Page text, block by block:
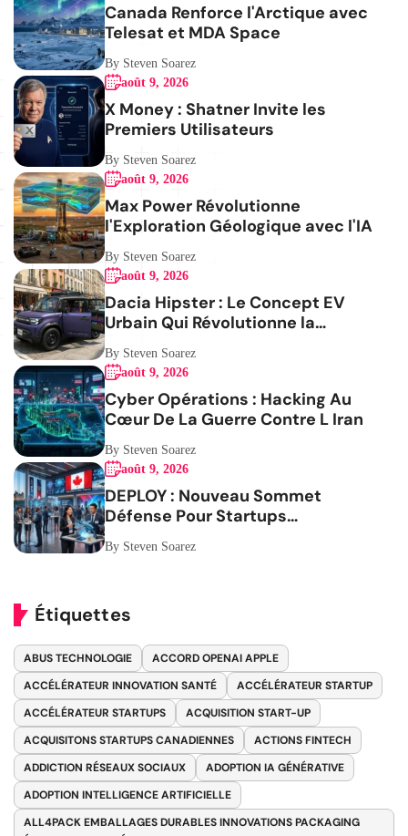
Canada Renforce l'Arctique avec
Telesat et MDA Space
By Steven Soarez
août 9, 2026
X Money : Shatner Invite les
Premiers Utilisateurs
By Steven Soarez
août 9, 2026
Max Power Révolutionne
l'Exploration Géologique avec l'IA
By Steven Soarez
août 9, 2026
Dacia Hipster : Le Concept EV
Urbain Qui Révolutionne la
By Steven Soarez
août 9, 2026
Cyber Opérations : Hacking Au
Cœur De La Guerre Contre L Iran
By Steven Soarez
août 9, 2026
DEPLOY : Nouveau Sommet
Défense Pour Startups
By Steven Soarez
Étiquettes
ABUS TECHNOLOGIE
ACCORD OPENAI APPLE
ACCÉLÉRATEUR INNOVATION SANTÉ
ACCÉLÉRATEUR STARTUP
ACCÉLÉRATEUR STARTUPS
ACQUISITION START-UP
ACQUISITONS STARTUPS CANADIENNES
ACTIONS FINTECH
ADDICTION RÉSEAUX SOCIAUX
ADOPTION IA GÉNÉRATIVE
ADOPTION INTELLIGENCE ARTIFICIELLE
ALL4PACK EMBALLAGES DURABLES INNOVATIONS PACKAGING